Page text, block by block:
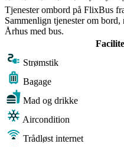
Tjenester ombord på FlixBus
Sammenlign tjenester om
Århus med bus.
Strømstik
Bagage
Mad og drikke
Aircondition
Trådløst internet